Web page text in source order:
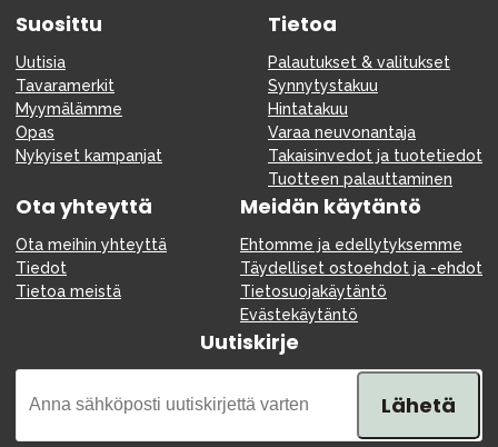
Suosittu
Uutisia
Tavaramerkit
Myymälämme
Opas
Nykyiset kampanjat
Tietoa
Palautukset & valitukset
Synnytystakuu
Hintatakuu
Varaa neuvonantaja
Takaisinvedot ja tuotetiedot
Tuotteen palauttaminen
Ota yhteyttä
Ota meihin yhteyttä
Tiedot
Tietoa meistä
Meidän käytäntö
Ehtomme ja edellytyksemme
Täydelliset ostoehdot ja -ehdot
Tietosuojakäytäntö
Evästekäytäntö
Uutiskirje
Lähetä